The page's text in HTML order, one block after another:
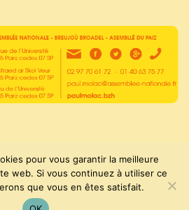
droits réservés 2015-2026
pour vous garantir la meilleure
web. Si vous continuez à utiliser ce
que vous en êtes satisfait.